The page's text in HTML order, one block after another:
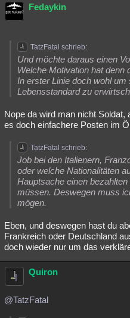
Fedaykin
TatzFatal schrieb:
Und möchte daraus einen
Welche Motivation hat denn
In erster Linie doch wohl um
Lebensstandard zu
Nope da wird man nicht Soldat,
es doch einfachere Posten im
TatzFatal schrieb:
Job bei den Italienern,
oder welche Nationalitäten
Hauptsache einen
müssen. Deswegen muss
mögen.
Eben, und deswegen hast du
Frankreich oder Deutschland
doch wieder nur um das
Quiron
@TatzFatal